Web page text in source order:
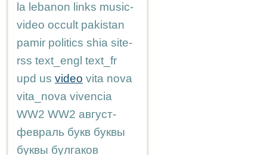
la lebanon links music-
video occult pakistan
pamir politics shia site-
rss text_engl text_fr
upd us video vita nova
vita_nova vivencia
WW2 WW2 август-
февраль букв буквы
буквы булгаков